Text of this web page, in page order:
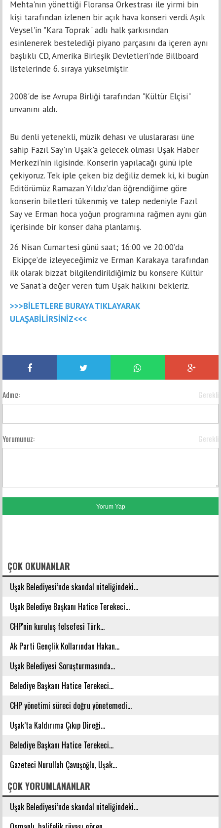
Mehta'nın yönettiği Floransa Orkestrası ile yirmi bin
kişi tarafından izlenen bir açık hava konseri verdi. Aşık
Veysel'in "Kara Toprak" adlı halk şarkısından
esinlenerek bestelediği piyano parçasını da içeren aynı
başlıklı CD, Amerika Birleşik Devletleri'nde Billboard
listelerinde 6. sıraya yükselmiştir.
2008'de ise Avrupa Birliği tarafından "Kültür Elçisi"
unvanını aldı.
Bu denli yetenekli, müzik dehası ve uluslararası üne
sahip Fazıl Say'ın Uşak'a gelecek olması Uşak Haber
Merkezi'nin ilgisinde. Konserin yapılacağı günü iple
çekiyoruz. Tek iple çeken biz değiliz demek ki, ki bugün
Editörümüz Ramazan Yıldız’dan öğrendiğime göre
konserin biletleri tükenmiş ve talep nedeniyle Fazıl
Say ve Erman hoca yoğun programına rağmen aynı gün
içerisinde bir konser daha planlamış.
26 Nisan Cumartesi günü saat; 16:00 ve 20:00’da
Ekipçe’de izleyeceğimiz ve Erman Karakaya tarafından
ilk olarak bizzat bilgilendirildiğimiz bu konsere Kültür
ve Sanat'a değer veren tüm Uşak halkını bekleriz.
>>>BİLETLERE BURAYA TIKLAYARAK
ULAŞABİLİRSİNİZ<<<
Adınız: Gerekli
Yorumunuz: Gerekli
ÇOK OKUNANLAR
Uşak Belediyesi’nde skandal niteliğindeki...
Uşak Belediye Başkanı Hatice Terekeci...
CHP'nin kuruluş felsefesi Türk...
Ak Parti Gençlik Kollarından Hakan...
Uşak Belediyesi Soruşturmasında...
Belediye Başkanı Hatice Terekeci...
CHP yönetimi süreci doğru yönetemedi...
Uşak’ta Kaldırıma Çıkıp Direği...
Belediye Başkanı Hatice Terekeci...
Gazeteci Nurullah Çavuşoğlu, Uşak...
ÇOK YORUMLANANLAR
Uşak Belediyesi’nde skandal niteliğindeki...